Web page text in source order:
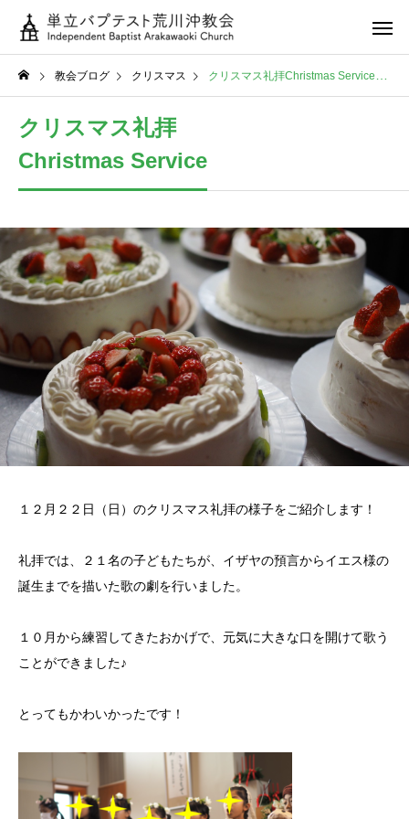
教会ブログ クリスマス クリスマス礼拝Christmas Service
クリスマス礼拝
Christmas Service
１２月２２日（日）のクリスマス礼拝の様子をご紹介します！
礼拝では、２１名の子どもたちが、イザヤの預言からイエス様の
誕生までを描いた歌の劇を行いました。
１０月から練習してきたおかげで、元気に大きな口を開けて歌う
ことができました♪
とってもかわいかったです！